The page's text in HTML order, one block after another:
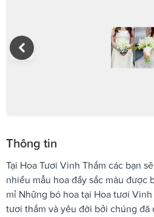
Thông tin
Tại Hoa Tươi Vinh Thắm các bạn
nhiều mẫu hoa đầy sắc màu được
mỉ Những bó hoa tại Hoa tươi
tươi thắm và yêu đời bởi chúng đã